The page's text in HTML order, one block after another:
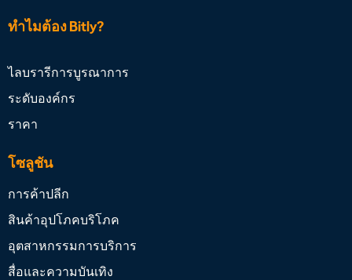
ทำไมต้อง Bitly?
ไลบรารีการบูรณาการ
ระดับองค์กร
ราคา
โซลูชัน
การค้าปลีก
สินค้าอุปโภคบริโภค
อุตสาหกรรมการบริการ
สื่อและความบันเทิง